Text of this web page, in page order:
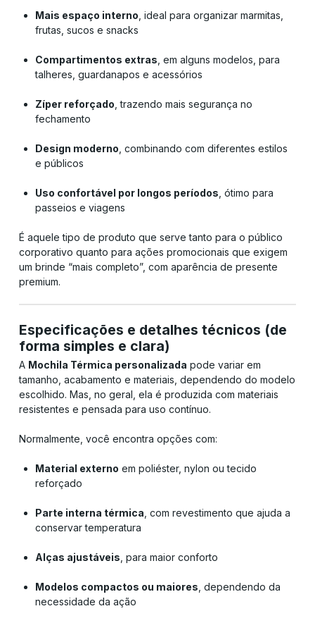
Mais espaço interno , ideal para organizar marmitas,
frutas, sucos e snacks
Compartimentos extras , em alguns modelos, para
talheres, guardanapos e acessórios
Zíper reforçado , trazendo mais segurança no
fechamento
Design moderno , combinando com diferentes estilos
e públicos
Uso confortável por longos períodos , ótimo para
passeios e viagens
É aquele tipo de produto que serve tanto para o público
corporativo quanto para ações promocionais que exigem
um brinde “mais completo”, com aparência de presente
premium.
Especificações e detalhes técnicos (de
forma simples e clara)
A Mochila Térmica personalizada pode variar em
tamanho, acabamento e materiais, dependendo do modelo
escolhido. Mas, no geral, ela é produzida com materiais
resistentes e pensada para uso contínuo.
Normalmente, você encontra opções com:
Material externo em poliéster, nylon ou tecido
reforçado
Parte interna térmica , com revestimento que ajuda a
conservar temperatura
Alças ajustáveis , para maior conforto
Modelos compactos ou maiores , dependendo da
necessidade da ação